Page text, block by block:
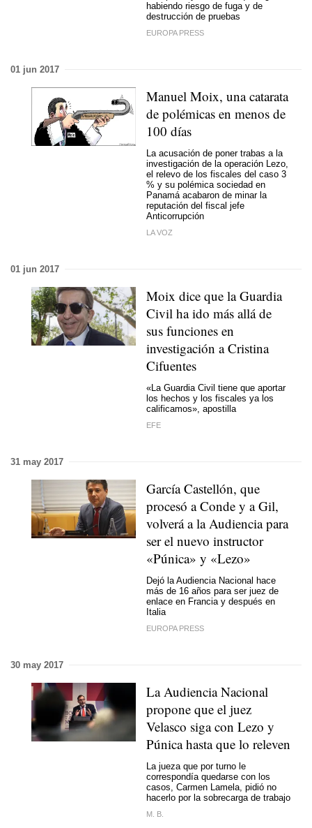
habiendo riesgo de fuga y de
destrucción de pruebas
EUROPA PRESS
01 jun 2017
Manuel Moix, una catarata
de polémicas en menos de
100 días
La acusación de poner trabas a la
investigación de la operación Lezo,
el relevo de los fiscales del caso 3
% y su polémica sociedad en
Panamá acabaron de minar la
reputación del fiscal jefe
Anticorrupción
LA VOZ
01 jun 2017
Moix dice que la Guardia
Civil ha ido más allá de
sus funciones en
investigación a Cristina
Cifuentes
«La Guardia Civil tiene que aportar
los hechos y los fiscales ya los
calificamos», apostilla
EFE
31 may 2017
García Castellón, que
procesó a Conde y a Gil,
volverá a la Audiencia para
ser el nuevo instructor
«Púnica» y «Lezo»
Dejó la Audiencia Nacional hace
más de 16 años para ser juez de
enlace en Francia y después en
Italia
EUROPA PRESS
30 may 2017
La Audiencia Nacional
propone que el juez
Velasco siga con Lezo y
Púnica hasta que lo releven
La jueza que por turno le
correspondía quedarse con los
casos, Carmen Lamela, pidió no
hacerlo por la sobrecarga de trabajo
M. B.